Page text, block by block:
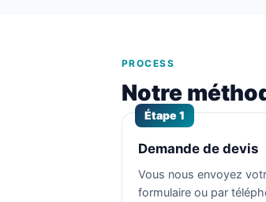
PROCESS
Notre
Étape 1
Demande de devis
Vous nous envoyez
formulaire ou par